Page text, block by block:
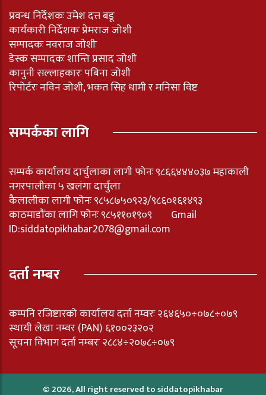
प्रवन्ध निर्देशकः उमेश दत्त बडू
कार्यकारी निर्देशकः प्रेमराज जोशी
सम्पादकः नवराज जोशीः
डेस्क सम्पादकः शान्ति प्रसाद जोशी
कानुनी सल्लाहकारः पबिना जोशी
रिपोर्टरः नविन जोशी, भकत सिह धामी र मनिसा विष्ट
सम्पर्कका लागि
सम्पर्क कार्यालय दार्चुलाका लागी फोनः ९८६६४४४०३७ महाकाली
नगरपालीका ५ खलंगा दार्चुला
कैलालीका लागी फोनः ९८५८७५०९२३/९८६०१६१४९३
काठमाडौंका लागि फोनः ९८५११०१९०९ Gmail
ID:siddatopikhabar2078@gmail.com
दर्ता नम्बर
कम्पनि रजिष्टारको कार्यालय दर्ता नम्वरः २६४६५०÷०७८÷०७९
स्थायी लेखा नम्वर (PAN) ६१००२३२०२
सूचना विभाग दर्ता नम्बरः २८८४÷२०७८÷०७९
© 2026, All right reserved to siddatopikhabar